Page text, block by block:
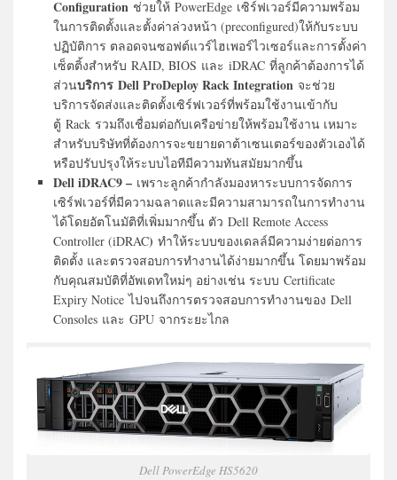
Configuration ช่วยให้ PowerEdge เซิร์ฟเวอร์มีความพร้อม
ในการติดตั้งและตั้งค่าล่วงหน้า (preconfigured)ให้กับระบบ
ปฏิบัติการ ตลอดจนซอฟต์แวร์ไฮเพอร์ไวเซอร์และการตั้งค่า
เซ็ตติ้งสำหรับ RAID, BIOS และ iDRAC ที่ลูกค้าต้องการได้
ส่วนบริการ Dell ProDeploy Rack Integration จะช่วย
บริการจัดส่งและติดตั้งเซิร์ฟเวอร์ที่พร้อมใช้งานเข้ากับ
ตู้ Rack รวมถึงเชื่อมต่อกับเครือข่ายให้พร้อมใช้งาน เหมาะ
สำหรับบริษัทที่ต้องการจะขยายดาต้าเซนเตอร์ของตัวเองได้
หรือปรับปรุงให้ระบบไอทีมีความทันสมัยมากขึ้น
Dell iDRAC9 – เพราะลูกค้ากำลังมองหาระบบการจัดการ
เซิร์ฟเวอร์ที่มีความฉลาดและมีความสามารถในการทำงาน
ได้โดยอัตโนมัติที่เพิ่มมากขึ้น ตัว Dell Remote Access
Controller (iDRAC) ทำให้ระบบของเดลล์มีความง่ายต่อการ
ติดตั้ง และตรวจสอบการทำงานได้ง่ายมากขึ้น โดยมาพร้อม
กับคุณสมบัติที่อัพเดทใหม่ๆ อย่างเช่น ระบบ Certificate
Expiry Notice ไปจนถึงการตรวจสอบการทำงานของ Dell
Consoles และ GPU จากระยะไกล
Dell PowerEdge HS5620